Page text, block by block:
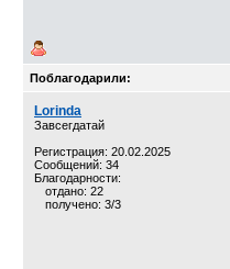
Поблагодарили:
Lorinda
Завсегдатай
Регистрация: 20.02.2025
Сообщений: 34
Благодарности:
отдано: 22
получено: 3/3